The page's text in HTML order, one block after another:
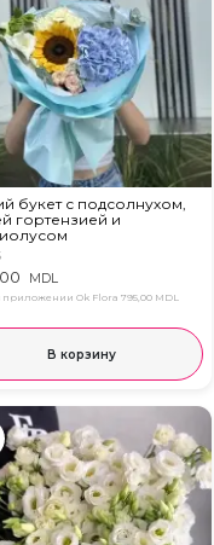
букет с подсолнухом,
гортензией и
MDL
приложении Ok Flora 795,00 MDL
В корзину